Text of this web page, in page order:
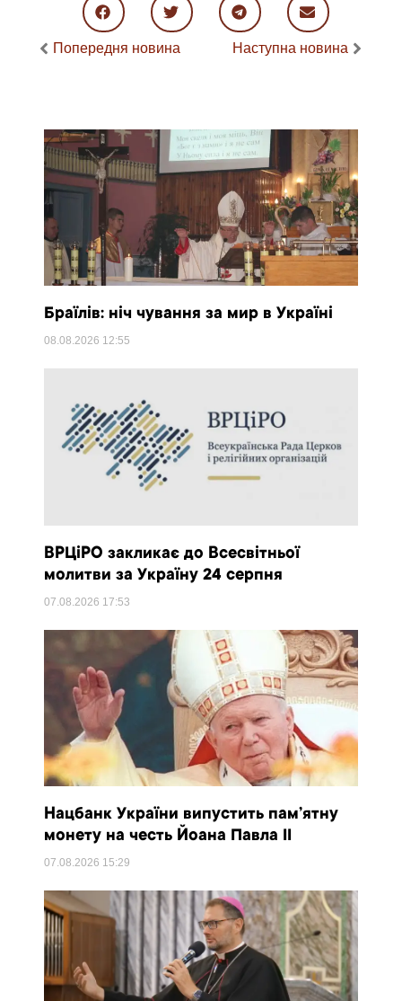
Попередня новина Наступна новина
Браїлів: ніч чування за мир в Україні
08.08.2026 12:55
ВРЦіРО закликає до Всесвітньої
молитви за Україну 24 серпня
07.08.2026 17:53
Нацбанк України випустить пам’ятну
монету на честь Йоана Павла II
07.08.2026 15:29